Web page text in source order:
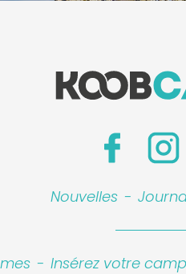
Nouvelles -
- Insérez votre